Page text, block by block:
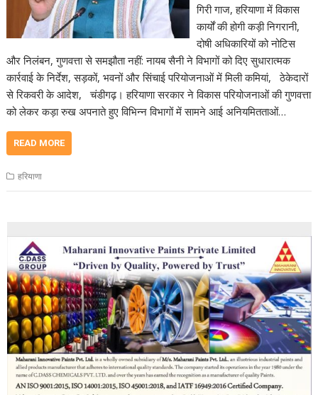
गिरी गाज, हरियाणा में विकास
कार्यों की होगी कड़ी निगरानी,
दोषी अधिकारियों को नोटिस
और निलंबन, गुणवत्ता से समझौता नहीं: नायब सैनी ने विभागों को दिए सुधारात्मक
कार्रवाई के निर्देश, सड़कों, भवनों और सिंचाई परियोजनाओं में मिली कमियां, ठेकेदारों
से रिकवरी के आदेश, चंडीगढ़। हरियाणा सरकार ने विकास परियोजनाओं की गुणवत्ता
को लेकर कड़ा रुख अपनाते हुए विभिन्न विभागों में सामने आई अनियमितताओं…
READ MORE
हरियाणा